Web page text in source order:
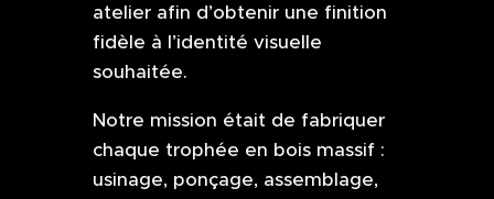
atelier afin d’obtenir une finition
fidèle à l’identité visuelle
souhaitée.
Notre mission était de fabriquer
chaque trophée en bois massif :
usinage, ponçage, assemblage,